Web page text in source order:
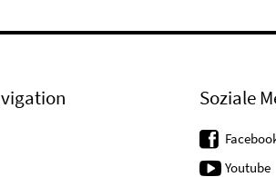
Soziale
Youtube